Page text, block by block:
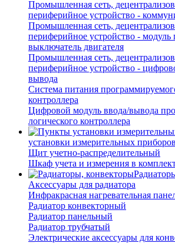
Промышленная сеть,
периферийное устройство -
Промышленная сеть,
периферийное устройство - модуль
выключатель двигателя
Промышленная сеть,
периферийное устройство -
вывода
Система питания
контроллера
Цифровой модуль ввода/вывода
логического контроллера
установки измерительных приборов
Щит учетно-распределительный
Шкаф учета и измерения в
Аксессуары для радиатора
Инфракрасная нагревательная
Радиатор конвекторный
Радиатор панельный
Радиатор трубчатый
Электрические аксессуары для